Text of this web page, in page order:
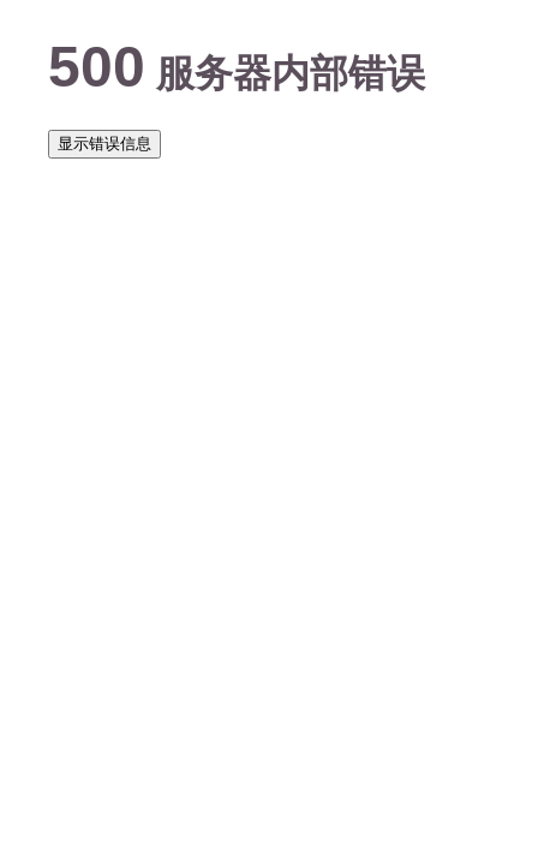
500 服务器内部错误